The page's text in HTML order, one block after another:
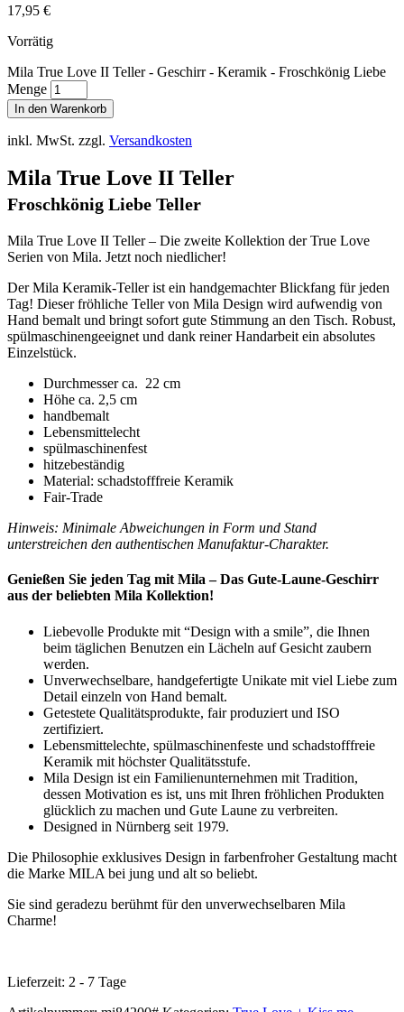
17,95 €
Vorrätig
Mila True Love II Teller - Geschirr - Keramik - Froschkönig Liebe
Menge
In den Warenkorb
inkl. MwSt. zzgl. Versandkosten
Mila True Love II Teller
Froschkönig Liebe Teller
Mila True Love II Teller – Die zweite Kollektion der True Love
Serien von Mila. Jetzt noch niedlicher!
Der Mila Keramik-Teller ist ein handgemachter Blickfang für jeden
Tag! Dieser fröhliche Teller von Mila Design wird aufwendig von
Hand bemalt und bringt sofort gute Stimmung an den Tisch. Robust,
spülmaschinengeeignet und dank reiner Handarbeit ein absolutes
Einzelstück.
Durchmesser ca. 22 cm
Höhe ca. 2,5 cm
handbemalt
Lebensmittelecht
spülmaschinenfest
hitzebeständig
Material: schadstofffreie Keramik
Fair-Trade
Hinweis: Minimale Abweichungen in Form und Stand
unterstreichen den authentischen Manufaktur-Charakter.
Genießen Sie jeden Tag mit Mila – Das Gute-Laune-Geschirr
aus der beliebten Mila Kollektion!
Liebevolle Produkte mit “Design with a smile”, die Ihnen
beim täglichen Benutzen ein Lächeln auf Gesicht zaubern
werden.
Unverwechselbare, handgefertigte Unikate mit viel Liebe zum
Detail einzeln von Hand bemalt.
Getestete Qualitätsprodukte, fair produziert und ISO
zertifiziert.
Lebensmittelechte, spülmaschinenfeste und schadstofffreie
Keramik mit höchster Qualitätsstufe.
Mila Design ist ein Familienunternehmen mit Tradition,
dessen Motivation es ist, uns mit Ihren fröhlichen Produkten
glücklich zu machen und Gute Laune zu verbreiten.
Designed in Nürnberg seit 1979.
Die Philosophie exklusives Design in farbenfroher Gestaltung macht
die Marke MILA bei jung und alt so beliebt.
Sie sind geradezu berühmt für den unverwechselbaren Mila
Charme!
Lieferzeit: 2 - 7 Tage